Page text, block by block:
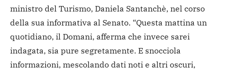
ministro del Turismo, Daniela Santanchè, nel corso
della sua informativa al Senato. “Questa mattina un
quotidiano, il Domani, afferma che invece sarei
indagata, sia pure segretamente. E snocciola
informazioni, mescolando dati noti e altri oscuri,